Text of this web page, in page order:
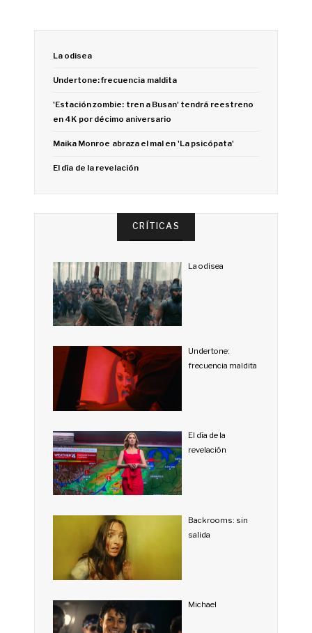
La odisea
Undertone: frecuencia maldita
'Estación zombie: tren a Busan' tendrá reestreno
en 4K por décimo aniversario
Maika Monroe abraza el mal en 'La psicópata'
El día de la revelación
CRÍTICAS
La odisea
Undertone:
frecuencia maldita
El día de la
revelación
Backrooms: sin
salida
Michael